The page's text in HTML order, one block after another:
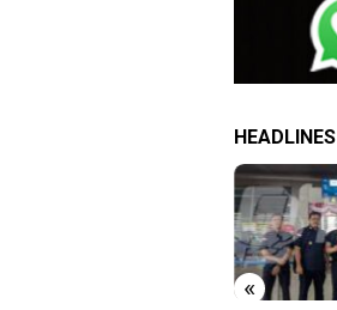
HEADLINES
«